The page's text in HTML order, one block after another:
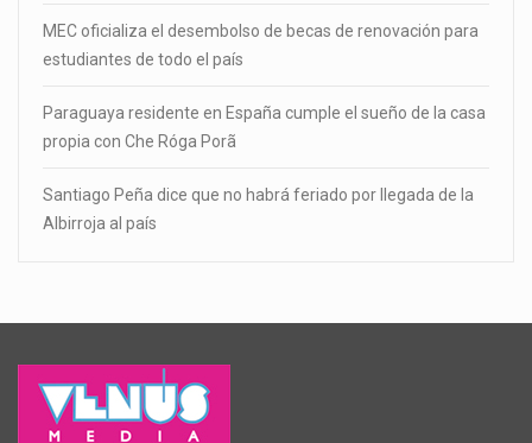
MEC oficializa el desembolso de becas de renovación para
estudiantes de todo el país
Paraguaya residente en España cumple el sueño de la casa
propia con Che Róga Porã
Santiago Peña dice que no habrá feriado por llegada de la
Albirroja al país